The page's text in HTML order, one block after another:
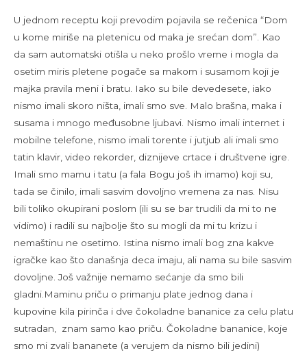
U jednom receptu koji prevodim pojavila se rečenica “Dom
u kome miriše na pletenicu od maka je srećan dom”. Kao
da sam automatski otišla u neko prošlo vreme i mogla da
osetim miris pletene pogače sa makom i susamom koji je
majka pravila meni i bratu. Iako su bile devedesete, iako
nismo imali skoro ništa, imali smo sve. Malo brašna, maka i
susama i mnogo međusobne ljubavi. Nismo imali internet i
mobilne telefone, nismo imali torente i jutjub ali imali smo
tatin klavir, video rekorder, diznijeve crtace i društvene igre.
Imali smo mamu i tatu (a fala Bogu još ih imamo) koji su,
tada se činilo, imali sasvim dovoljno vremena za nas. Nisu
bili toliko okupirani poslom (ili su se bar trudili da mi to ne
vidimo) i radili su najbolje što su mogli da mi tu krizu i
nemaštinu ne osetimo. Istina nismo imali bog zna kakve
igračke kao što današnja deca imaju, ali nama su bile sasvim
dovoljne. Još važnije nemamo sećanje da smo bili
gladni.Maminu priču o primanju plate jednog dana i
kupovine kila pirinča i dve čokoladne bananice za celu platu
sutradan, znam samo kao priču. Čokoladne bananice, koje
smo mi zvali bananete (a verujem da nismo bili jedini)